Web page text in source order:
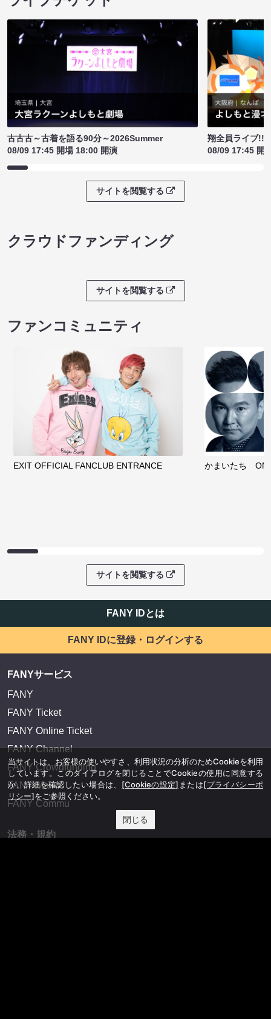
古古古～古着を語る90分～2026Summer
08/09 17:45 開場 18:00 開演
翔全員ライブ!!!
08/09 17:45 開
サイトを閲覧する
クラウドファンディング
サイトを閲覧する
ファンコミュニティ
EXIT OFFICIAL FANCLUB ENTRANCE かまいたち
サイトを閲覧する
FANY IDとは
FANY IDに登録・ログインする
FANYサービス
FANY
FANY Ticket
FANY Online Ticket
FANY Channel
FANY Crowdfunding
FANY Mall
FANY Commu
法務・規約
当サイトは、お客様の使いやすさ、利用状況の分析のためCookieを利用
しています。このダイアログを閉じることでCookieの使用に同意する
か、詳細を確認したい場合は、 [Cookieの設定] または[プライバシーポ
リシー]をご参照ください。
閉じる